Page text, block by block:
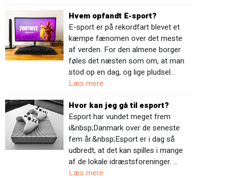
Hvem opfandt E-sport?
E-sport er på rekordfart blevet et
kæmpe fænomen over det meste
af verden. For den almene borger
føles det næsten som om, at man
stod op en dag, og lige pludsel…
Læs mere
Hvor kan jeg gå til esport?
Esport har vundet meget frem
i&nbsp;Danmark over de seneste
fem år.&nbsp;Esport er i dag så
udbredt, at det kan spilles i mange
af de lokale idræstsforeninger. …
Læs mere